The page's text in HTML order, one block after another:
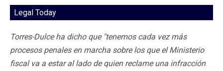
Legal Today
Torres-Dulce ha dicho que "tenemos cada vez más
procesos penales en marcha sobre los que el Ministerio
fiscal va a estar al lado de quien reclame una infracción